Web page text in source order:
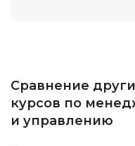
Сравнение
курсов по
и управлению